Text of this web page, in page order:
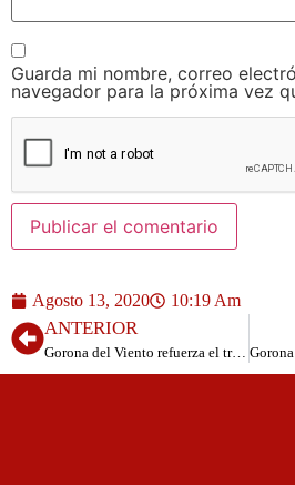
Guarda mi nombre, correo
navegador para la próxima vez
Agosto 13, 2020 10:19 Am
ANTERIOR
Gorona del Viento refuerza el trabajo en concienciación medioambiental de la población local